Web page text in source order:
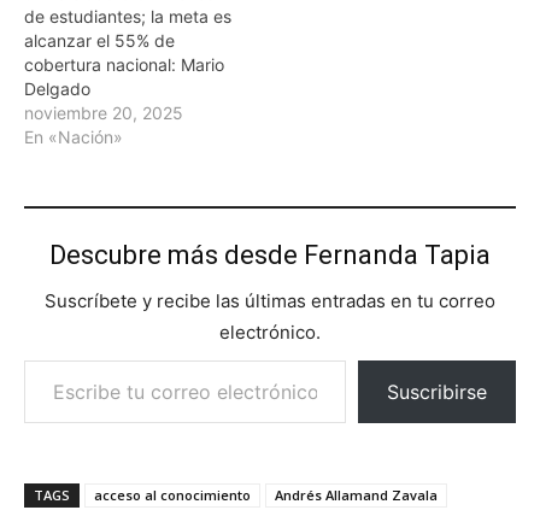
de estudiantes; la meta es
alcanzar el 55% de
cobertura nacional: Mario
Delgado
noviembre 20, 2025
En «Nación»
Descubre más desde Fernanda Tapia
Suscríbete y recibe las últimas entradas en tu correo
electrónico.
Escribe tu correo electrónico…
Suscribirse
TAGS acceso al conocimiento
Andrés Allamand Zavala